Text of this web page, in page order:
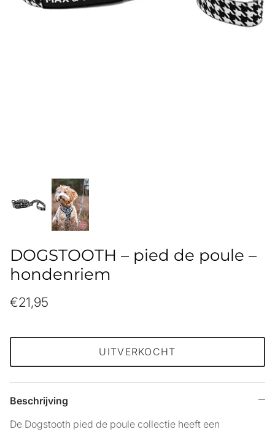
DOGSTOOTH – pied de poule –
hondenriem
€21,95
UITVERKOCHT
Beschrijving
De Dogstooth pied de poule collectie heeft een